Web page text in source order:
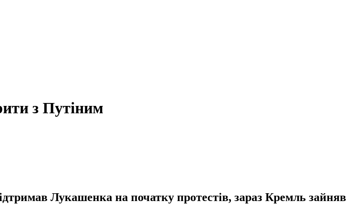
з Путіним
Лукашенка на початку протестів, зараз Кремль зайняв